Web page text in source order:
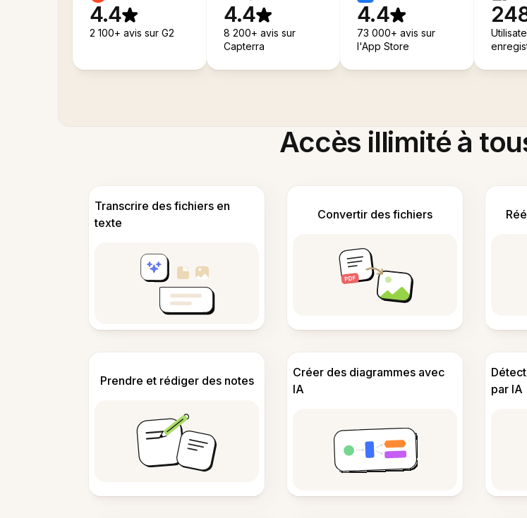
4.4
2 100+ avis sur G2
4.4
8 200+ avis sur
Capterra
4.4
73 000+ avis sur
l'App Store
Accès illimité à
Transcrire des fichiers en
texte
Convertir des fichiers
Prendre et rédiger des notes
Créer des diagrammes avec
IA
par IA